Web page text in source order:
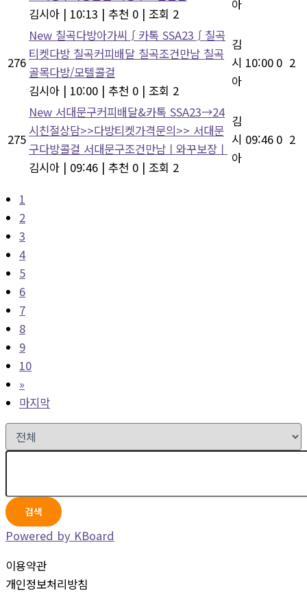
김시아 | 10:13 | 추천 0 | 조회 2
아
276
New 칠곡다방아가씨∫카톡 SSA23∫칠곡
티켓다방 칠곡커피배달 칠곡조건만남 칠곡
골목다방/모텔콜걸
김시아 | 10:00 | 추천 0 | 조회 2
김
시
아
10:00 0 2
275
New 서대문구커피배달&카톡 SSA23→24
시친절상담>>다방티켓가격문의>> 서대문
구다방콜걸 서대문구조건만남ㅣ와꾸보장ㅣ
김시아 | 09:46 | 추천 0 | 조회 2
김
시
아
09:46 0 2
1
2
3
4
5
6
7
8
9
10
»
마지막
검색
Powered by KBoard
이용약관
개인정보처리방침